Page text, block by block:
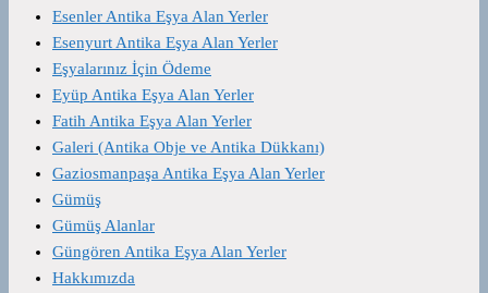
Esenler Antika Eşya Alan Yerler
Esenyurt Antika Eşya Alan Yerler
Eşyalarınız İçin Ödeme
Eyüp Antika Eşya Alan Yerler
Fatih Antika Eşya Alan Yerler
Galeri (Antika Obje ve Antika Dükkanı)
Gaziosmanpaşa Antika Eşya Alan Yerler
Gümüş
Gümüş Alanlar
Güngören Antika Eşya Alan Yerler
Hakkımızda